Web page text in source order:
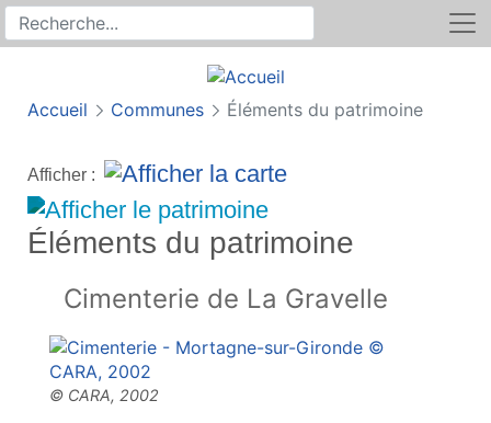
Recherche sur le site
Rechercher
Accueil Communes Éléments du patrimoine
Afficher :
Éléments du patrimoine
Cimenterie de La Gravelle